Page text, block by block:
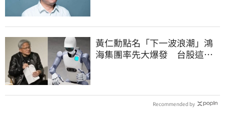
黃仁勳點名「下一波浪潮」鴻
海集團率先大爆發 台股這族
Recommended by